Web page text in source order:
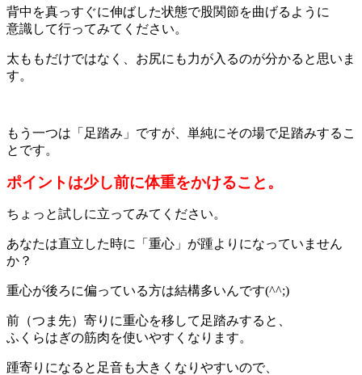
背中を真っすぐに伸ばした状態で股関節を曲げるように
意識して行ってみてください。
太ももだけではなく、お尻にも力が入るのが分かると思いま
す。
もう一つは「足踏み」ですが、単純にその場で足踏みするこ
とです。
ポイントは少し前に体重をかけること。
ちょっと試しに立ってみてください。
あなたは直立した時に「重心」が踵よりになっていません
か？
重心が後ろに偏っている方は結構多いんです(^^;)
前（つま先）寄りに重心を移して足踏みすると、
ふくらはぎの筋肉を使いやすくなります。
踵寄りになると足音も大きくなりやすいので、